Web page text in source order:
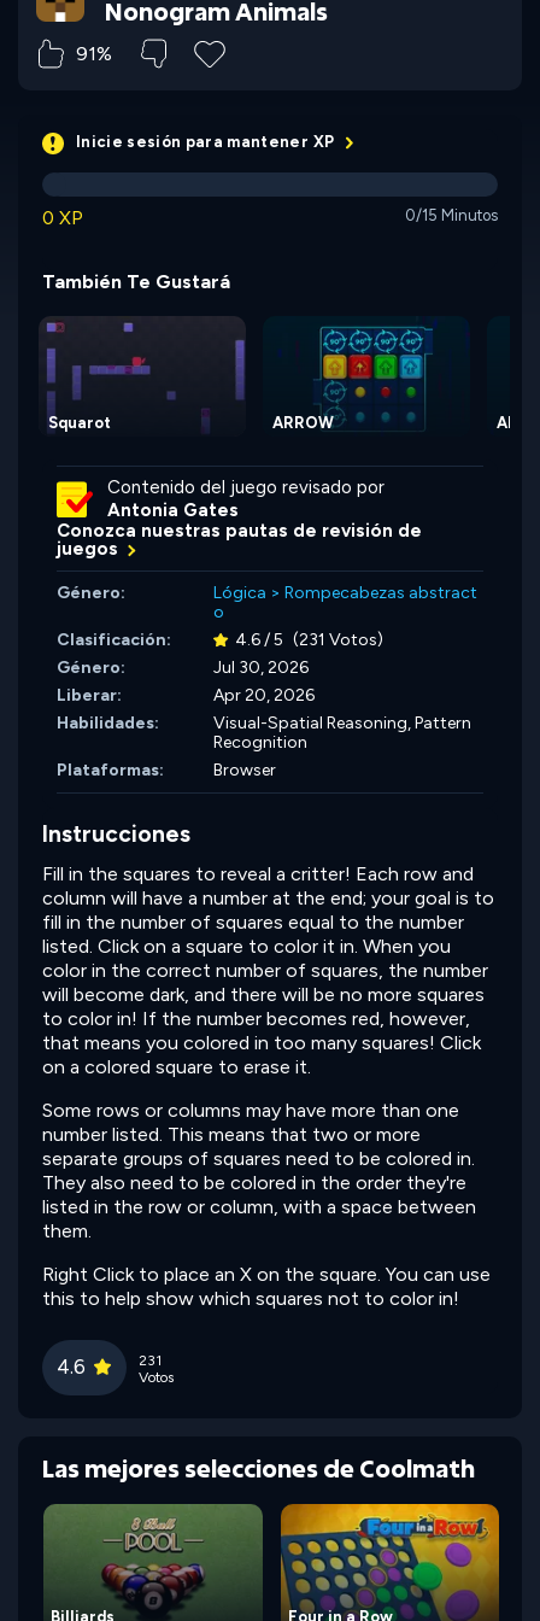
Nonogram Animals
91%
Inicie sesión para mantener XP
0 XP 0/15 Minutos
También Te Gustará
Squarot ARROW
Contenido del juego revisado por
Antonia Gates
Conozca nuestras pautas de revisión de
juegos
Género: Lógica > Rompecabezas abstract
o
Clasificación:
4.6 / 5 (231 Votos)
Género:
Jul 30, 2026
Liberar:
Apr 20, 2026
Habilidades:
Visual-Spatial Reasoning,Pattern
Recognition
Plataformas:
Browser
Instrucciones
Fill in the squares to reveal a critter! Each row and
column will have a number at the end; your goal is to
fill in the number of squares equal to the number
listed. Click on a square to color it in. When you
color in the correct number of squares, the number
will become dark, and there will be no more squares
to color in! If the number becomes red, however,
that means you colored in too many squares! Click
on a colored square to erase it.
Some rows or columns may have more than one
number listed. This means that two or more
separate groups of squares need to be colored in.
They also need to be colored in the order they're
listed in the row or column, with a space between
them.
Right Click to place an X on the square. You can use
this to help show which squares not to color in!
4.6
231
Votos
Las mejores selecciones de Coolmath
Billiards Four in a Row